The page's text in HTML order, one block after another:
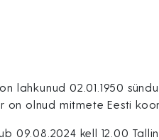
lahkunud 02.01.1950
on olnud mitmete Eesti
09.08.2024 kell 12.00